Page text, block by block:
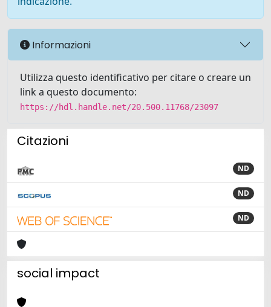
Informazioni
Utilizza questo identificativo per citare o creare un
link a questo documento:
https://hdl.handle.net/20.500.11768/23097
Citazioni
ND
ND
ND
social impact